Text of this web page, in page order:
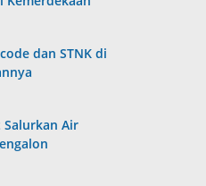
dan STNK di
Salurkan Air